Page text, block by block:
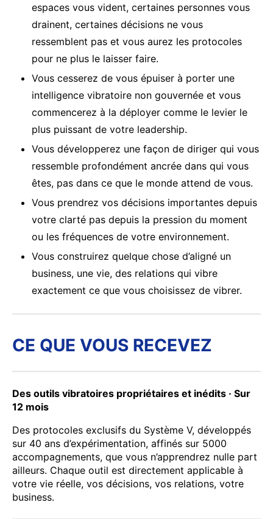
espaces vous vident, certaines personnes vous
drainent, certaines décisions ne vous
ressemblent pas et vous aurez les protocoles
pour ne plus le laisser faire.
Vous cesserez de vous épuiser à porter une
intelligence vibratoire non gouvernée et vous
commencerez à la déployer comme le levier le
plus puissant de votre leadership.
Vous développerez une façon de diriger qui vous
ressemble profondément ancrée dans qui vous
êtes, pas dans ce que le monde attend de vous.
Vous prendrez vos décisions importantes depuis
votre clarté pas depuis la pression du moment
ou les fréquences de votre environnement.
Vous construirez quelque chose d’aligné un
business, une vie, des relations qui vibre
exactement ce que vous choisissez de vibrer.
CE QUE VOUS RECEVEZ
Des outils vibratoires propriétaires et inédits · Sur
12 mois
Des protocoles exclusifs du Système V, développés
sur 40 ans d’expérimentation, affinés sur 5000
accompagnements, que vous n’apprendrez nulle part
ailleurs. Chaque outil est directement applicable à
votre vie réelle, vos décisions, vos relations, votre
business.